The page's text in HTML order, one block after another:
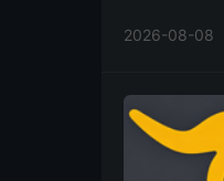
2026-08-08